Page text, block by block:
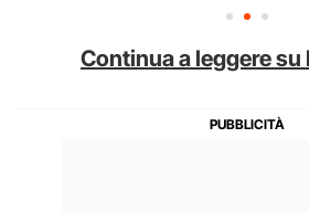
Continua a leggere su